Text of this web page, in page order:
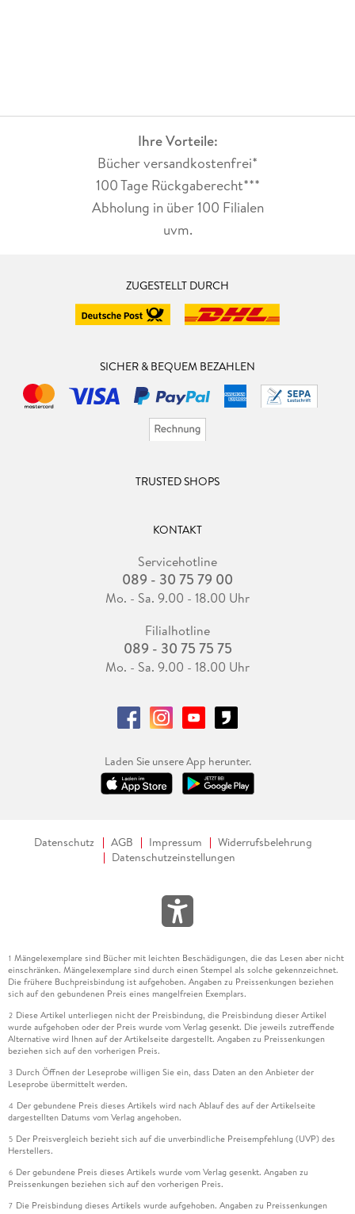
Ihre Vorteile:
Bücher versandkostenfrei*
100 Tage Rückgaberecht***
Abholung in über 100 Filialen
uvm.
ZUGESTELLT DURCH
SICHER & BEQUEM BEZAHLEN
TRUSTED SHOPS
KONTAKT
Servicehotline
089 - 30 75 79 00
Mo. - Sa. 9.00 - 18.00 Uhr
Filialhotline
089 - 30 75 75 75
Mo. - Sa. 9.00 - 18.00 Uhr
Laden Sie unsere App herunter.
Datenschutz AGB Impressum
Widerrufsbelehrung
Datenschutzeinstellungen
1 Mängelexemplare sind Bücher mit leichten Beschädigungen, die das Lesen aber nicht
einschränken. Mängelexemplare sind durch einen Stempel als solche gekennzeichnet.
Die frühere Buchpreisbindung ist aufgehoben. Angaben zu Preissenkungen beziehen
sich auf den gebundenen Preis eines mangelfreien Exemplars.
2 Diese Artikel unterliegen nicht der Preisbindung, die Preisbindung dieser Artikel
wurde aufgehoben oder der Preis wurde vom Verlag gesenkt. Die jeweils zutreffende
Alternative wird Ihnen auf der Artikelseite dargestellt. Angaben zu Preissenkungen
beziehen sich auf den vorherigen Preis.
3 Durch Öffnen der Leseprobe willigen Sie ein, dass Daten an den Anbieter der
Leseprobe übermittelt werden.
4 Der gebundene Preis dieses Artikels wird nach Ablauf des auf der Artikelseite
dargestellten Datums vom Verlag angehoben.
5 Der Preisvergleich bezieht sich auf die unverbindliche Preisempfehlung (UVP) des
Herstellers.
6 Der gebundene Preis dieses Artikels wurde vom Verlag gesenkt. Angaben zu
Preissenkungen beziehen sich auf den vorherigen Preis.
7 Die Preisbindung dieses Artikels wurde aufgehoben. Angaben zu Preissenkungen